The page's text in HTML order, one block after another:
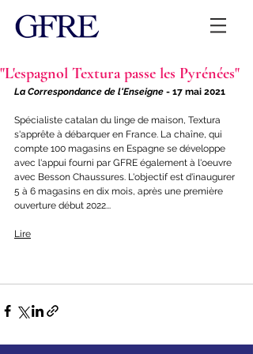
"L'espagnol Textura passe les Pyrénées"
La Correspondance de l'Enseigne - 17 mai 2021
Spécialiste catalan du linge de maison, Textura
s'apprête à débarquer en France. La chaîne, qui
compte 100 magasins en Espagne se développe
avec l'appui fourni par GFRE également à l'oeuvre
avec Besson Chaussures. L'objectif est d'inaugurer
5 à 6 magasins en dix mois, après une première
ouverture début 2022...
Lire